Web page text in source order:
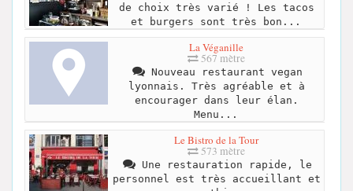
de choix très varié ! Les tacos
et burgers sont très bon...
La Véganille
567 mètre
Nouveau restaurant vegan
lyonnais. Très agréable et à
encourager dans leur élan.
Menu...
Le Bistro de la Tour
573 mètre
Une restauration rapide, le
personnel est très accueillant et